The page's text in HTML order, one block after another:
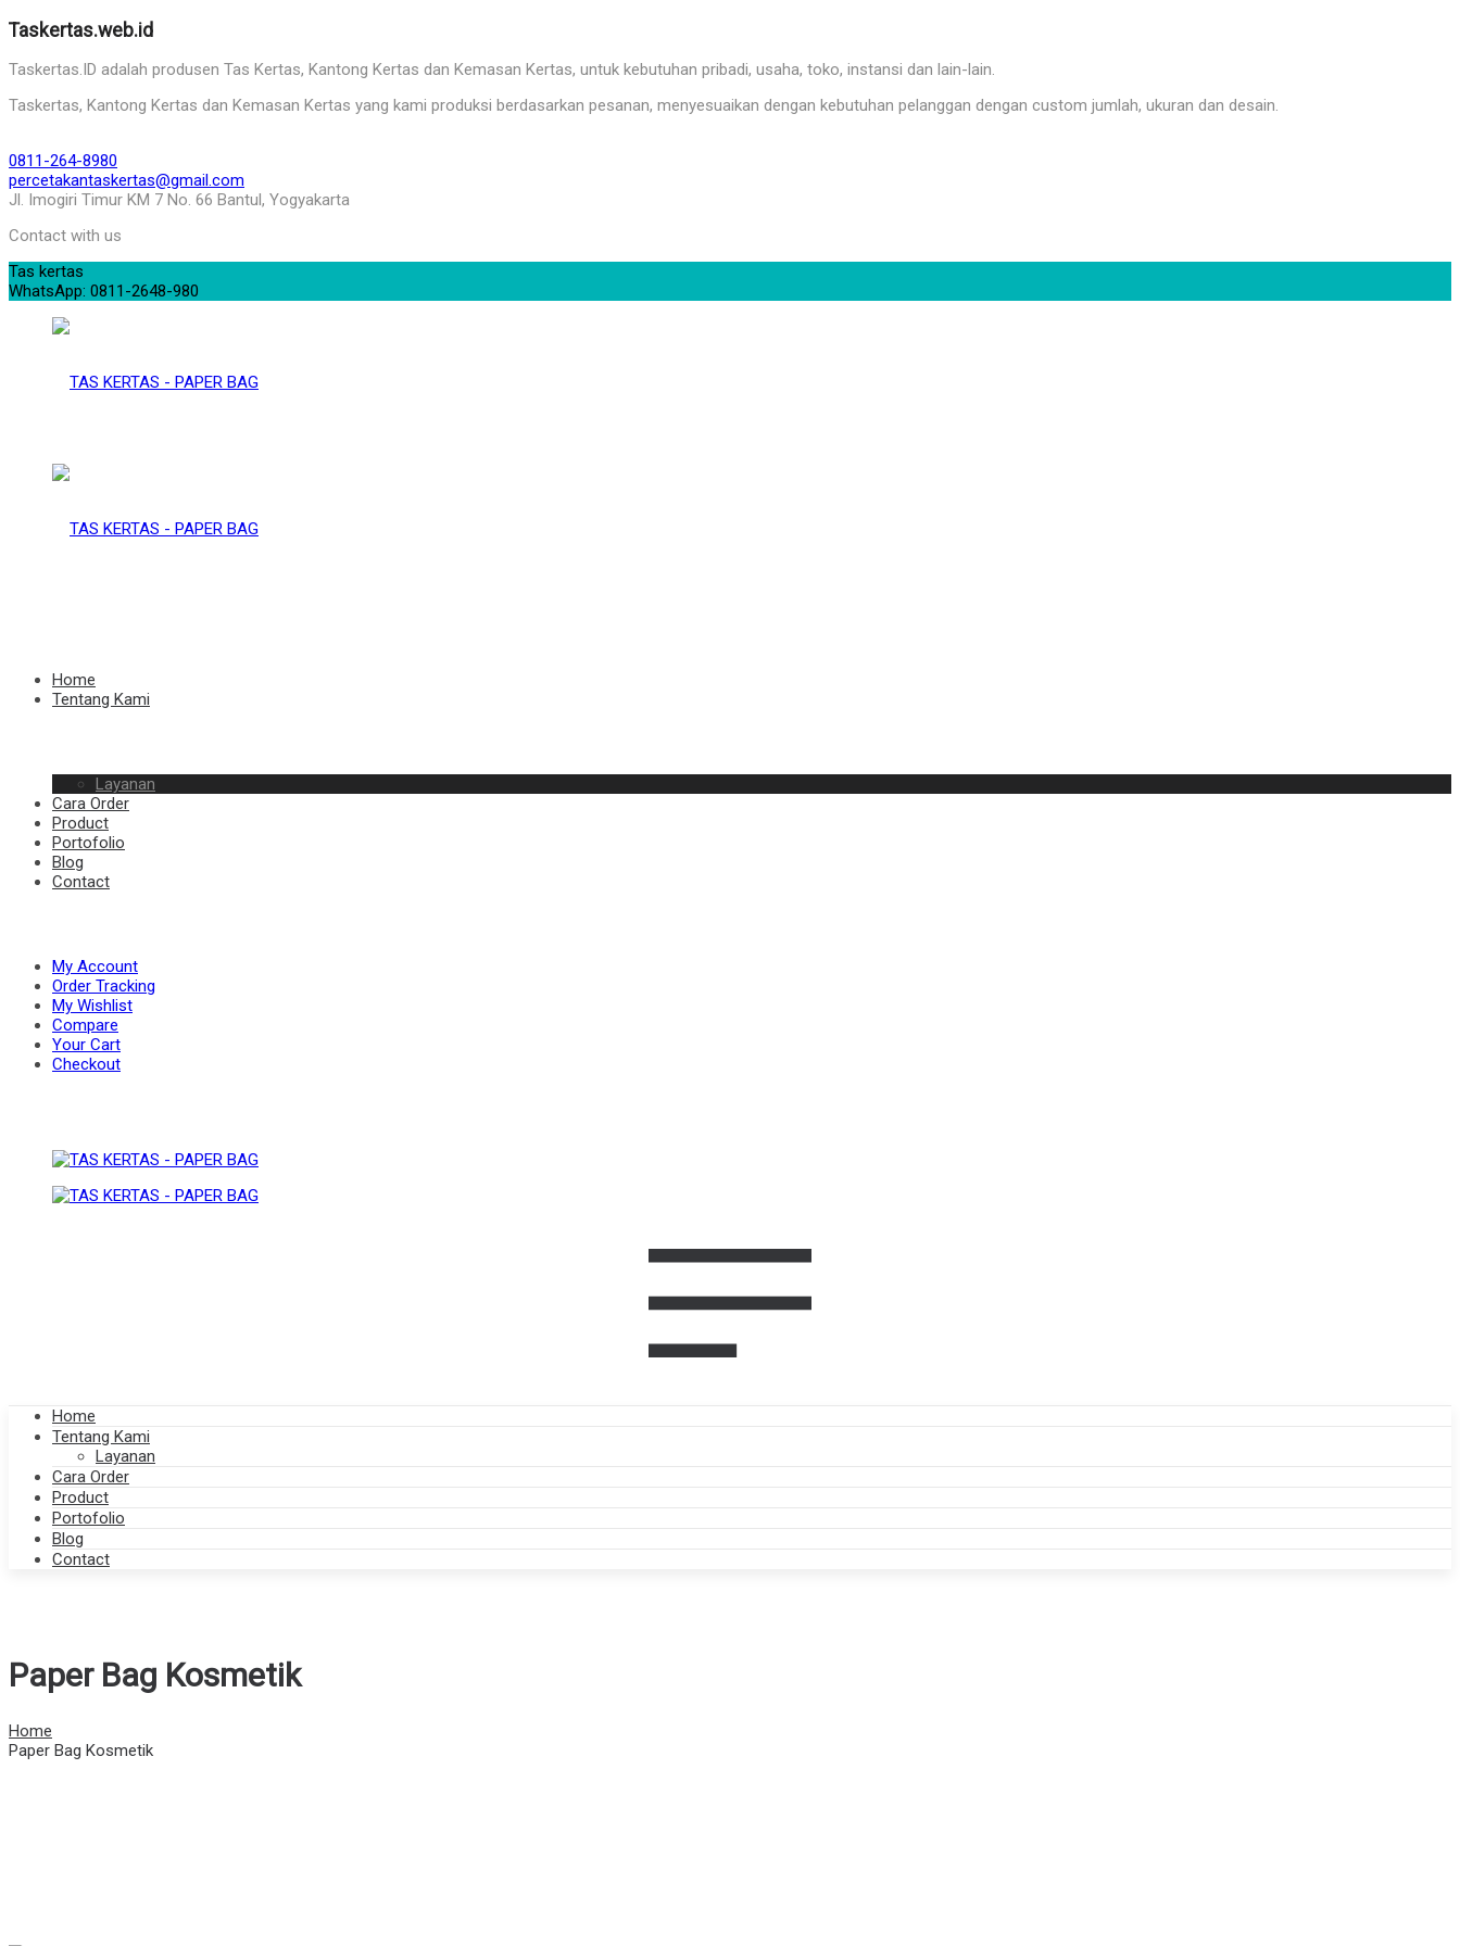
Taskertas.web.id
Taskertas.ID adalah produsen Tas Kertas, Kantong Kertas dan Kemasan Kertas, untuk kebutuhan pribadi, usaha, toko, instansi dan lain-lain.
Taskertas, Kantong Kertas dan Kemasan Kertas yang kami produksi berdasarkan pesanan, menyesuaikan dengan kebutuhan pelanggan dengan custom jumlah, ukuran dan desain.
0811-264-8980
percetakantaskertas@gmail.com
Jl. Imogiri Timur KM 7 No. 66 Bantul, Yogyakarta
Contact with us
Tas kertas
WhatsApp: 0811-2648-980
–
BAG
KERTAS
PAPER
Home
Tentang Kami
Layanan
Cara Order
Product
Portofolio
Blog
Contact
My Account
Order Tracking
My Wishlist
Compare
Your Cart
Checkout
Home
Tentang Kami
Layanan
Cara Order
Product
Portofolio
Blog
Contact
Paper Bag Kosmetik
Home
Paper Bag Kosmetik